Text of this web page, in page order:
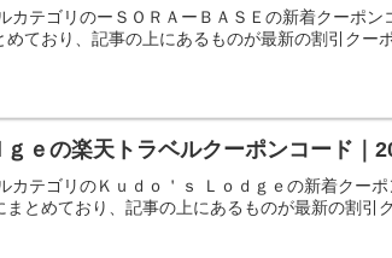
カテゴリのーＳＯＲＡーＢＡＳＥの新着クーポ
めており、記事の上にあるものが最新の割引クー
ｇｅの楽天トラベルクーポンコード｜
カテゴリのＫｕｄｏ＇ｓ Ｌｏｄｇｅの新着クー
まとめており、記事の上にあるものが最新の割引